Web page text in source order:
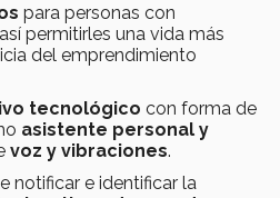
para personas con
permitirles una vida más
del emprendimiento
tecnológico con forma de
asistente personal y
voz y vibraciones.
notificar e identificar la